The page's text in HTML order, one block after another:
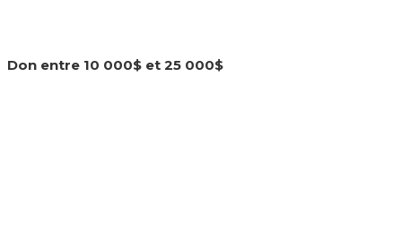
Don entre 10 000$ et 25 000$